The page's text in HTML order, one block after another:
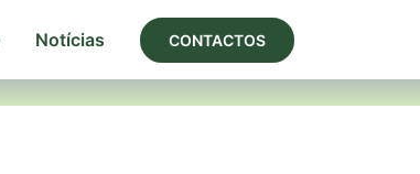
Notícias CONTACTOS